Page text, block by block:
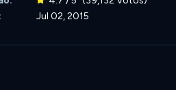
Jul 02, 2015